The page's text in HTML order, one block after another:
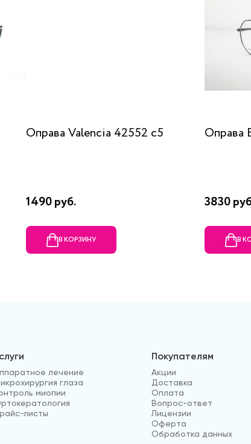
Оправа Valencia 42552 c5
1490 руб.
В КОРЗИНУ
Оправа
3830
В
лечение
глаза
миопии
листы
Покупателям
Акции
Доставка
Оплата
Вопрос-ответ
Лицензии
Оферта
Обработка данных